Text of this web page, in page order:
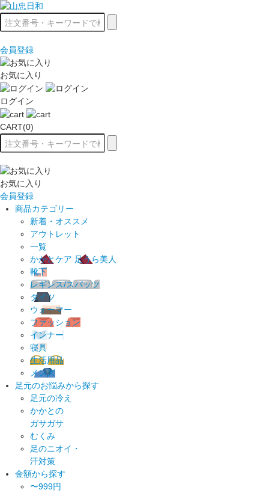
会員登録
お気に入り
ログイン
CART(0)
お気に入り
会員登録
商品カテゴリー
新着・オススメ
アウトレット
一覧
かかとケア 足うら美人
靴下
レギンス/スパッツ
タイツ
ウォーマー
ファッション
インナー
寝具
生活用品
メンズ
足元のお悩みから探す
足元の冷え
かかとの
ガサガサ
むくみ
足のニオイ・
汗対策
金額から探す
〜999円